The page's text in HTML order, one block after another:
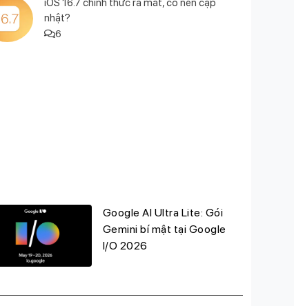
iOS 16.7 chính thức ra mắt, có nên cập
nhật?
6
Google AI Ultra Lite: Gói
Gemini bí mật tại Google
I/O 2026